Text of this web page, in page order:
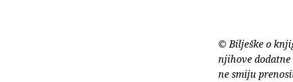
© Bilješke o
njihove
ne smiju